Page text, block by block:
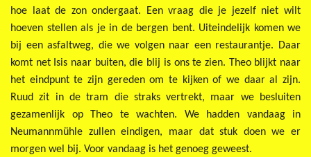
hoe laat de zon ondergaat. Een vraag die je jezelf niet wilt
hoeven stellen als je in de bergen bent. Uiteindelijk komen we
bij een asfaltweg, die we volgen naar een restaurantje. Daar
komt net Isis naar buiten, die blij is ons te zien. Theo blijkt naar
het eindpunt te zijn gereden om te kijken of we daar al zijn.
Ruud zit in de tram die straks vertrekt, maar we besluiten
gezamenlijk op Theo te wachten. We hadden vandaag in
Neumannmühle zullen eindigen, maar dat stuk doen we er
morgen wel bij. Voor vandaag is het genoeg geweest.